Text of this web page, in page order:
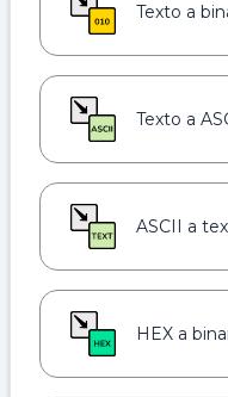
Texto a
Texto a
ASCII a
HEX a